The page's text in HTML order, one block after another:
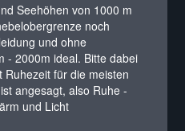
Seehöhen von 1000 m
noch
und ohne
- 2000m ideal. Bitte dabei
für die meisten
angesagt, also Ruhe -
und Licht